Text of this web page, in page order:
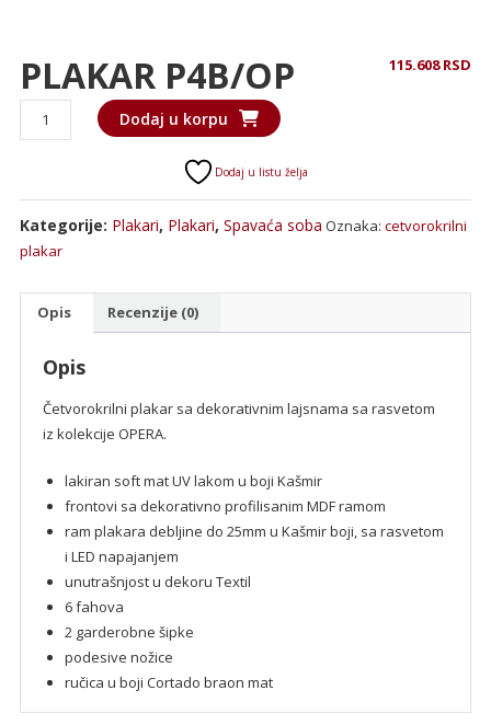
PLAKAR P4B/OP 115.608RSD
P4B/OP
Dodaj u korpu
Dodaj u listu želja
Kategorije: Plakari, Plakari, Spavaća soba Oznaka: cetvorokrilni
plakar
Opis Recenzije (0)
Opis
Četvorokrilni plakar sa dekorativnim lajsnama sa rasvetom
iz kolekcije OPERA.
lakiran soft mat UV lakom u boji Kašmir
frontovi sa dekorativno profilisanim MDF ramom
ram plakara debljine do 25mm u Kašmir boji, sa rasvetom
i LED napajanjem
unutrašnjost u dekoru Textil
6 fahova
2 garderobne šipke
podesive nožice
ručica u boji Cortado braon mat